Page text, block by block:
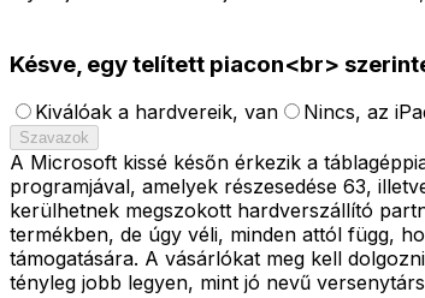
Késve, egy telített piacon<br>
Kiválóak a hardvereik, van Nincs, az
Szavazok
A Microsoft kissé későn érkezik a
programjával, amelyek részesedése 63,
kerülhetnek megszokott hardverszállító
termékben, de úgy véli, minden attól függ,
támogatására. A vásárlókat meg kell
tényleg jobb legyen, mint jó nevű